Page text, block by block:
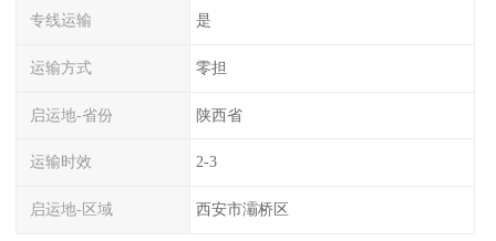
专线运输 是
运输方式 零担
启运地-省份 陕西省
运输时效 2-3
启运地-区域 西安市灞桥区